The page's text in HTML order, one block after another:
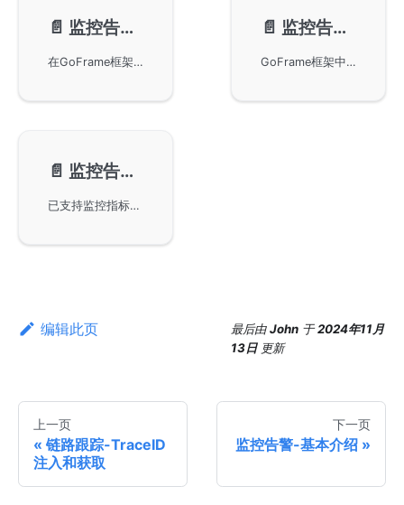
📄️ 监控告警-指标属性
在GoFrame框架中的监控告警组件中使用指标属性进行过滤、汇总和统计。提供了常量属性、变量属性和全局属性三种属性注入方式，并通过具体示例演示了如何在不同场景下应用这些属性。结合OpenTelemetry和Prometheus，展示了如何定义和应用指标属性，以实现灵活高效的数据监控和分析。
📄️ 监控告警-内置指标
GoFrame框架中监控告警内置指标的使用方法，涵盖了如何通过otelmetric开启Go基础指标，以及如何结合Prometheus和OpenTelemetry进行性能监控和优化。文中提供了示例代码和详细的指标说明，包括指标名称、指标类型以及描述，以帮助用户理解和实施性能监测。
📄️ 监控告警-组件指标
已支持监控指标的GoFrame框架组件，包括HTTP Client和HTTP Server。读者可以通过文档链接获取更详细的监控指标信息。其他组件指标将在后续版本中陆续提供，保证对系统性能的全面监测。
编辑此页 最后由John 于2024年11月
13日 更新
上一页
链路跟踪-TraceID
注入和获取
下一页
监控告警-基本介绍